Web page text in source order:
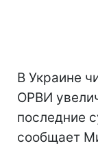
В Украине
ОРВИ
последние
сообщает